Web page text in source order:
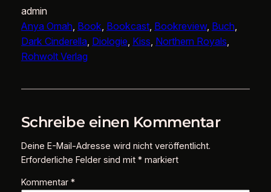
admin
Anya Omah, Book, Bookcast, Bookreview, Buch
Dark Cinderella, Diologie, Kiss, Northern Royals
Rohwolt Verlag
Schreibe einen Kommentar
Deine E-Mail-Adresse wird nicht veröffentlicht.
Erforderliche Felder sind mit *markiert
Kommentar *